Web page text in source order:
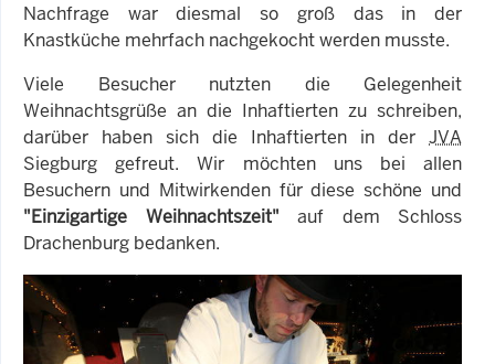
Nachfrage war diesmal so groß das in der
Knastküche mehrfach nachgekocht werden musste.
Viele Besucher nutzten die Gelegenheit
Weihnachtsgrüße an die Inhaftierten zu schreiben,
darüber haben sich die Inhaftierten in der JVA
Siegburg gefreut. Wir möchten uns bei allen
Besuchern und Mitwirkenden für diese schöne und
"Einzigartige Weihnachtszeit" auf dem Schloss
Drachenburg bedanken.